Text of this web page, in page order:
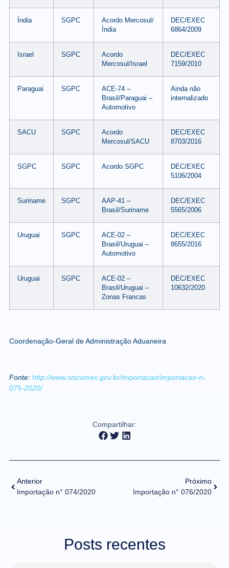
Índia SGPC
Acordo Mercosul/
Índia
DEC/EXEC
6864/2009
Israel SGPC
Acordo
Mercosul/Israel
DEC/EXEC
7159/2010
Paraguai SGPC
ACE-74 –
Brasil/Paraguai –
Automotivo
Ainda não
internalizado
SACU SGPC
Acordo
Mercosul/SACU
DEC/EXEC
8703/2016
SGPC SGPC Acordo SGPC
DEC/EXEC
5106/2004
Suriname SGPC
AAP-41 –
Brasil/Suriname
DEC/EXEC
5565/2006
Uruguai SGPC
ACE-02 –
Brasil/Uruguai –
Automotivo
DEC/EXEC
8655/2016
Uruguai SGPC
ACE-02 –
Brasil/Uruguai –
Zonas Francas
DEC/EXEC
10632/2020
Coordenação-Geral de Administração Aduaneira
Fonte: http://www.siscomex.gov.br/importacao/importacao-n-
075-2020/
Compartilhar:
Anterior
Importação n° 074/2020
Próximo
Importação n° 076/2020
Posts recentes